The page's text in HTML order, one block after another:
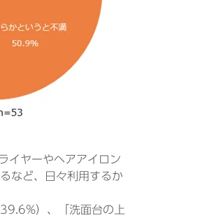
イヤーやヘアアイロン
など、日々利用するか
）、「洗面台の上